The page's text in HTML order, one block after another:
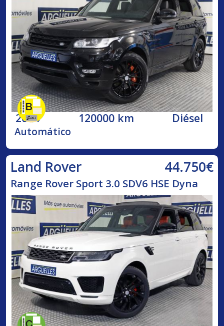
2014 120000 km Diésel
Automático
Land Rover 44.750€
Range Rover Sport 3.0 SDV6 HSE Dyna